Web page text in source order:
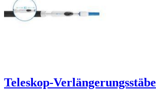
Teleskop-Verlängerungsstäbe